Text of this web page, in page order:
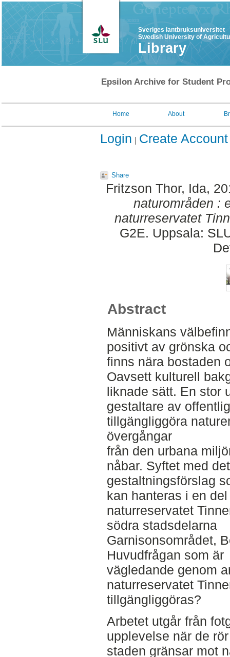
Sveriges lantbruksuniversitet
Swedish University of
Library
Epsilon Archive for Student
Home About
Login Create Account
Share
Fritzson Thor, Ida,
naturområden :
naturreservatet
G2E. Uppsala:
Abstract
Människans
positivt av grönska
finns nära bostaden
Oavsett kulturell
liknade sätt. En stor
gestaltare av
tillgängliggöra
övergångar
från den urbana
nåbar. Syftet med
gestaltningsförslag
kan hanteras i en
naturreservatet
södra stadsdelarna
Garnisonsområdet,
Huvudfrågan som är
vägledande genom
naturreservatet
tillgängliggöras?
Arbetet utgår från
upplevelse när de
staden gränsar mot